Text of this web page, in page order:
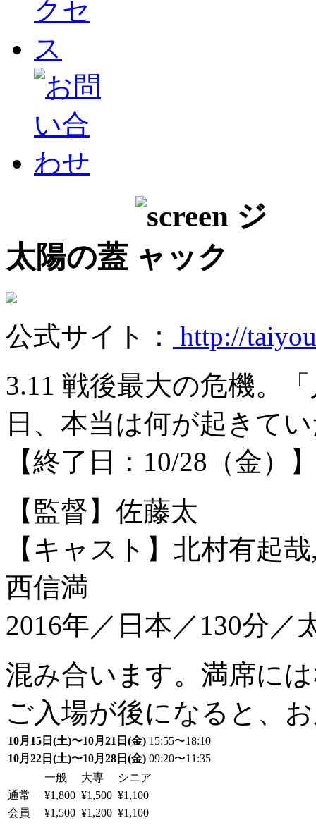
太陽の蓋
公式サイト：
http://
3.11 戦後最大の危機。
日、本当は何が起きて
【終了日：10/28（金）
【監督】佐藤太
【キャスト】北村有起
西信満
2016年／日本／130分／
混み合います。満席に
ご入場が後になると、
10月15日(土)〜10月21日(金) 15:55〜18:10
10月22日(土)〜10月28日(金) 09:20〜11:35
一般
大専
シニア
通常
¥1,800 ¥1,500 ¥1,100
会員
¥1,500 ¥1,200 ¥1,100